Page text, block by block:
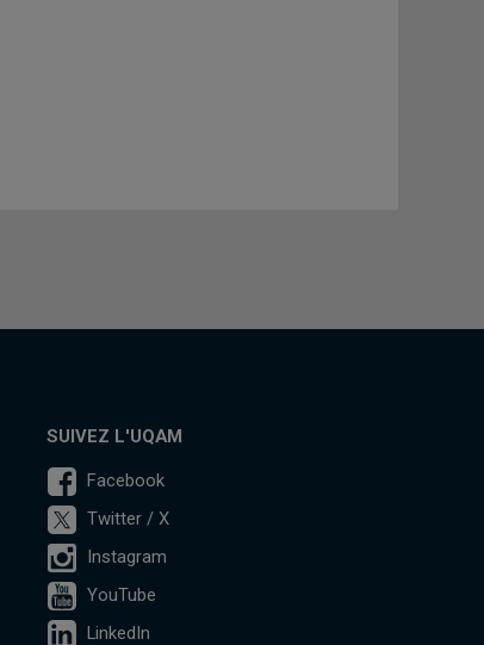
SUIVEZ L'UQAM
Facebook
Twitter / X
Instagram
YouTube
LinkedIn